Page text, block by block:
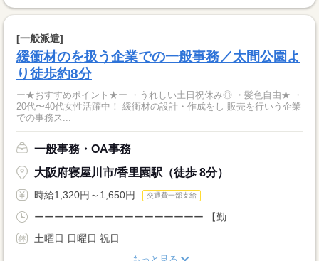
[一般派遣]
緩衝材のを扱う企業での一般事務／太間公園よ
り徒歩約8分
ー★おすすめポイント★ー ・うれしい土日祝休み◎ ・髪色自由★ ・
20代〜40代女性活躍中！ 緩衝材の設計・作成をし 販売を行いう企業
での事務ス...
一般事務・OA事務
大阪府寝屋川市/香里園駅（徒歩 8分）
時給1,320円～1,650円 交通費一部支給
ーーーーーーーーーーーーーーーーー 【勤...
土曜日 日曜日 祝日